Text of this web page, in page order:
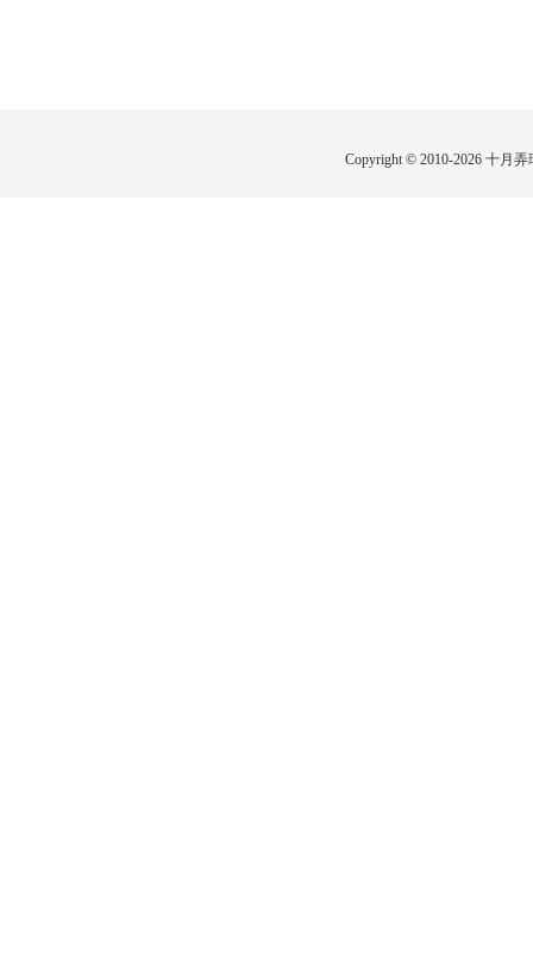
Copyright © 2010-2026 十月